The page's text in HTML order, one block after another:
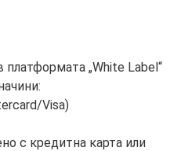
„White Label“
Visa)
с кредитна карта или